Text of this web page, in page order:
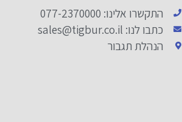
התקשרו אלינו: 077-2370000
כתבו לנו: sales@tigbur.co.il
הנהלת תגבור